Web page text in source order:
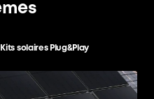
Kits solaires Plug&Play